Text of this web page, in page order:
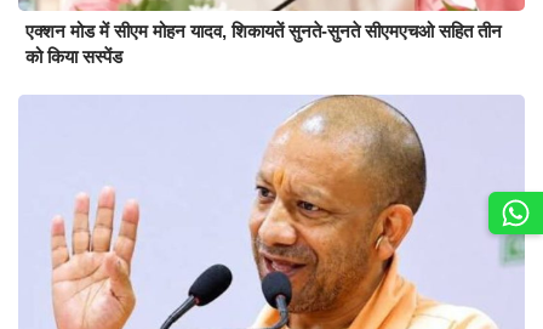
एक्शन मोड में सीएम मोहन यादव, शिकायतें सुनते-सुनते सीएमएचओ सहित तीन
को किया सस्पेंड